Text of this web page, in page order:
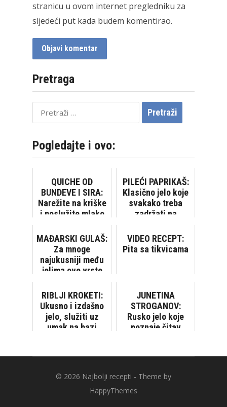
stranicu u ovom internet pregledniku za
sljedeći put kada budem komentirao.
Pretraga
Pretraži:
Pogledajte i ovo:
QUICHE OD
BUNDEVE I SIRA:
Narežite na kriške
i poslužite mlako
PILEĆI PAPRIKAŠ:
Klasično jelo koje
svakako treba
zadržati na
MAĐARSKI GULAŠ:
Za mnoge
najukusniji među
jelima ove vrste
VIDEO RECEPT:
Pita sa tikvicama
RIBLJI KROKETI:
Ukusno i izdašno
jelo, služiti uz
umak na bazi
JUNETINA
STROGANOV:
Rusko jelo koje
poznaje čitav
© 2026 Najbolji recepti - Theme by
HappyThemes